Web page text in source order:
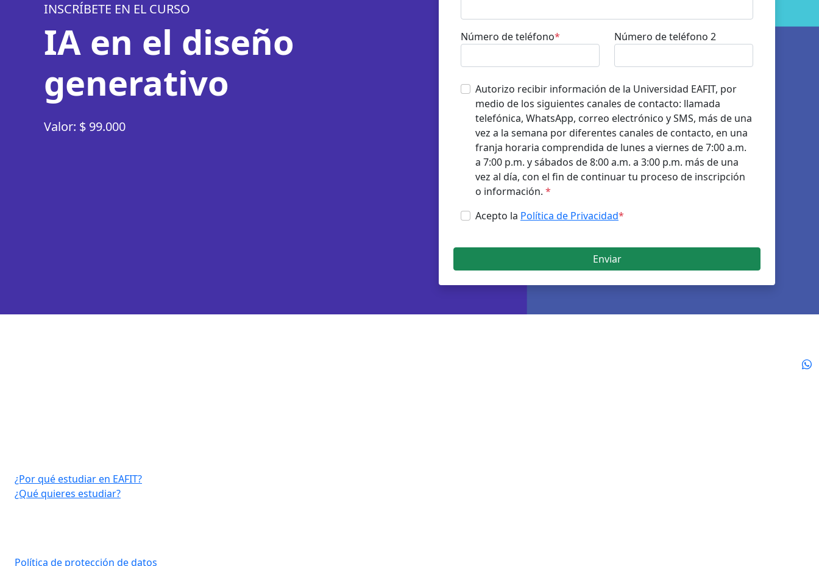
INSCRÍBETE EN EL CURSO
IA en el diseño
generativo
Valor: $ 99.000
Número de teléfono* Número de teléfono 2
Autorizo recibir información de la Universidad EAFIT, por
medio de los siguientes canales de contacto: llamada
telefónica, WhatsApp, correo electrónico y SMS, más de una
vez a la semana por diferentes canales de contacto, en una
franja horaria comprendida de lunes a viernes de 7:00 a.m.
a 7:00 p.m. y sábados de 8:00 a.m. a 3:00 p.m. más de una
vez al día, con el fin de continuar tu proceso de inscripción
o información. *
Acepto la Política de Privacidad*
Enviar
¿Por qué estudiar en EAFIT?
¿Qué quieres estudiar?
Política de protección de datos